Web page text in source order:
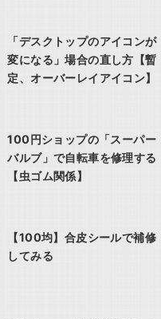
「デスクトップのアイコンが
変になる」場合の直し方【暫
定、オーバーレイアイコン】
100円ショップの「スーパー
バルブ」で自転車を修理する
【虫ゴム関係】
【100均】合皮シールで補修
してみる